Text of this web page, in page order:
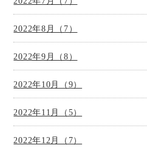
2022年8月（7）
2022年9月（8）
2022年10月（9）
2022年11月（5）
2022年12月（7）